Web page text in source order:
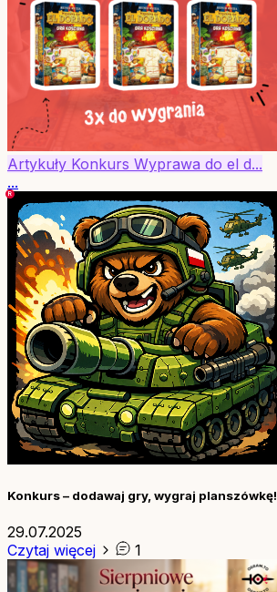
Artykuły Konkurs Wyprawa do el d...
...
Konkurs – dodawaj gry, wygraj planszówkę!
29.07.2025
Czytaj więcej
1